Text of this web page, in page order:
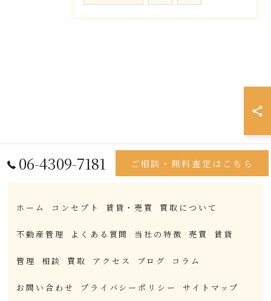
06-4309-7181 ご相談・無料査定はこちら
ホーム コンセプト 賃貸・売買 買取について
不動産管理 よくある質問 当社の特徴 売買 賃貸
管理 相談 買取 アクセス ブログ コラム
お問い合わせ プライバシーポリシー サイトマップ